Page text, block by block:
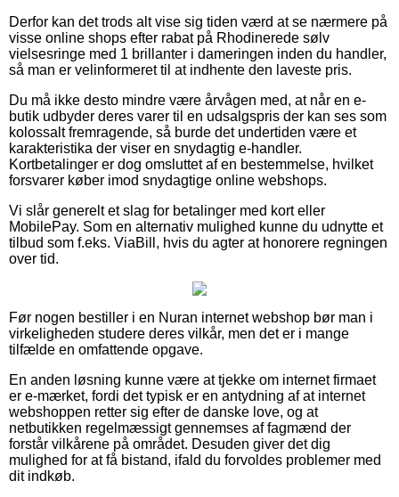
Derfor kan det trods alt vise sig tiden værd at se nærmere på
visse online shops efter rabat på Rhodinerede sølv
vielsesringe med 1 brillanter i dameringen inden du handler,
så man er velinformeret til at indhente den laveste pris.
Du må ikke desto mindre være årvågen med, at når en e-
butik udbyder deres varer til en udsalgspris der kan ses som
kolossalt fremragende, så burde det undertiden være et
karakteristika der viser en snydagtig e-handler.
Kortbetalinger er dog omsluttet af en bestemmelse, hvilket
forsvarer køber imod snydagtige online webshops.
Vi slår generelt et slag for betalinger med kort eller
MobilePay. Som en alternativ mulighed kunne du udnytte et
tilbud som f.eks. ViaBill, hvis du agter at honorere regningen
over tid.
Før nogen bestiller i en Nuran internet webshop bør man i
virkeligheden studere deres vilkår, men det er i mange
tilfælde en omfattende opgave.
En anden løsning kunne være at tjekke om internet firmaet
er e-mærket, fordi det typisk er en antydning af at internet
webshoppen retter sig efter de danske love, og at
netbutikken regelmæssigt gennemses af fagmænd der
forstår vilkårene på området. Desuden giver det dig
mulighed for at få bistand, ifald du forvoldes problemer med
dit indkøb.